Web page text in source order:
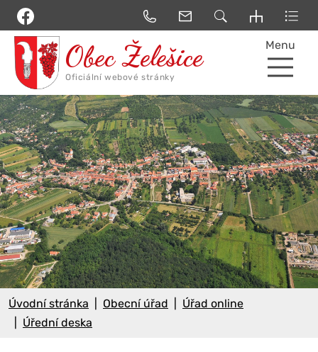
Menu
Úvodní stránka Obecní úřad
Úřad online
Úřední deska